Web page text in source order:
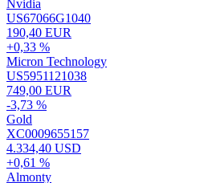
Nvidia
US67066G1040
190,40 EUR
+0,33 %
Micron Technology
US5951121038
749,00 EUR
-3,73 %
Gold
XC0009655157
4.334,40 USD
+0,61 %
Almonty